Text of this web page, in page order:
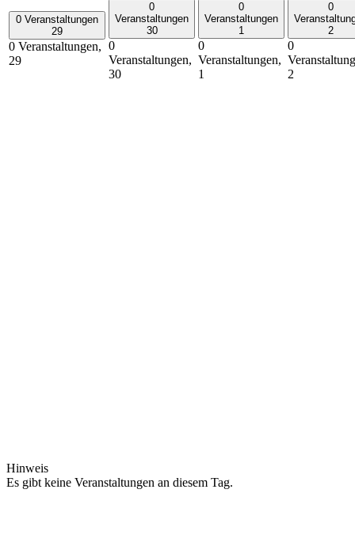
0 Veranstaltungen
29
0 Veranstaltungen,
29
0
Veranstaltungen
30
0
Veranstaltungen,
30
0
Veranstaltungen
1
0
Veranstaltungen,
1
0
2
0
2
Hinweis
Es gibt keine Veranstaltungen an diesem Tag.